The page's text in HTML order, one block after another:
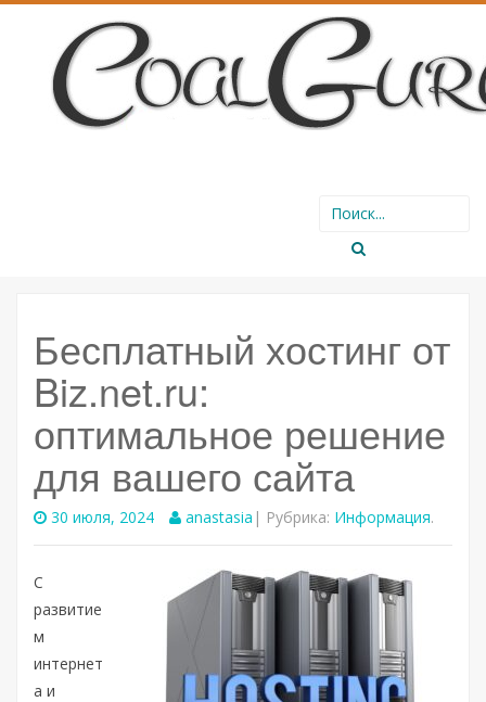
Search
for:
Бесплатный хостинг от
Biz.net.ru:
оптимальное решение
для вашего сайта
30 июля, 2024 anastasia | Рубрика: Информация.
С
развитие
м
интернет
а и